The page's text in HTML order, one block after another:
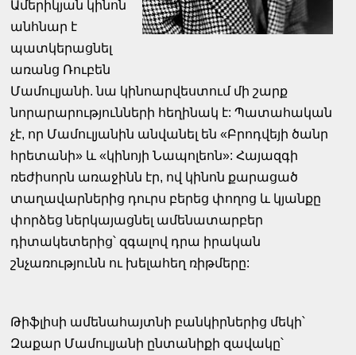
Ամերիկյան կինոն
անհնար է
պատկերացնել
առանց Ռուբեն
Մամուլյանի. նա կինոարվեստում մի շարք
նորարարությունների հեղինակ է: Պատահական
չէ, որ Մամուլյանին անվանել են «Բրոդվեյի ծանր
հրետանի» և «կինոյի Նապոլեոն»: Հայազգի
ռեժիսորն առաջինն էր, ով կինոն քարացած
տաղավարներից դուրս բերեց փողոց և կյանքը
փորձեց ներկայացնել ամենատարբեր
դիտակետերից՝ զգալով դրա իրական
շնչառությունն ու խելահեղ ռիթմերը:
Թիֆլիսի ամենահայտնի բանկիրներից մեկի՝
Զաքար Մամուլյանի ընտանիքի զավակը՝